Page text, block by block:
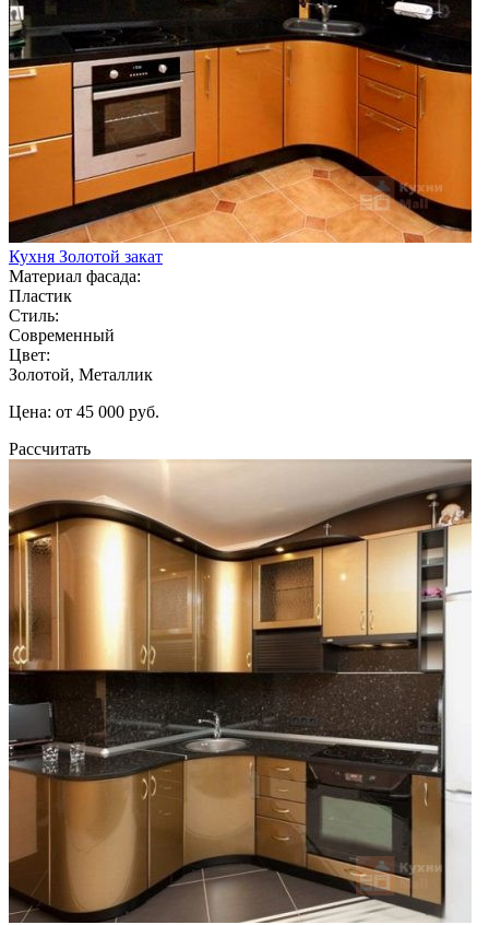
Кухня Золотой закат
Материал фасада:
Пластик
Стиль:
Современный
Цвет:
Золотой, Металлик
Цена: от 45 000 руб.
Рассчитать